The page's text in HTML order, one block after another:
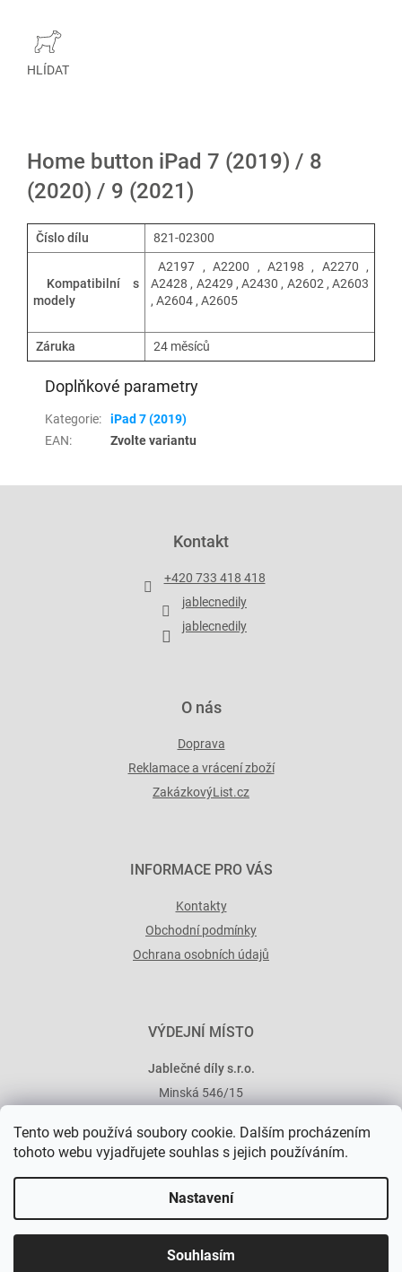
Tento web používá soubory cookie. Dalším procházením
tohoto webu vyjadřujete souhlas s jejich používáním.
Nastavení
Souhlasím
HLÍDAT
Home button iPad 7 (2019) / 8
(2020) / 9 (2021)
Číslo dílu 821-02300
Kompatibilní s
modely
A2197 , A2200 , A2198 , A2270 ,
A2428 , A2429 , A2430 , A2602 , A2603
, A2604 , A2605
Záruka 24 měsíců
Doplňkové parametry
Kategorie:
iPad 7 (2019)
EAN: Zvolte variantu
Kontakt
+420 733 418 418
jablecnedily
jablecnedily
O nás
Doprava
Reklamace a vrácení zboží
ZakázkovýList.cz
INFORMACE PRO VÁS
Kontakty
Obchodní podmínky
Ochrana osobních údajů
VÝDEJNÍ MÍSTO
Jablečné díly s.r.o.
Minská 546/15
Vytvořil Shoptet Premium
Jablečné díly. Všechna práva vyhrazena.